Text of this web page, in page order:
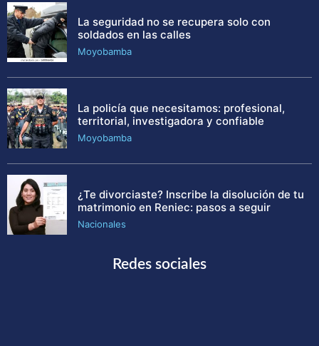
La seguridad no se recupera solo con
soldados en las calles
Moyobamba
La policía que necesitamos: profesional,
territorial, investigadora y confiable
Moyobamba
¿Te divorciaste? Inscribe la disolución de tu
matrimonio en Reniec: pasos a seguir
Nacionales
Redes sociales